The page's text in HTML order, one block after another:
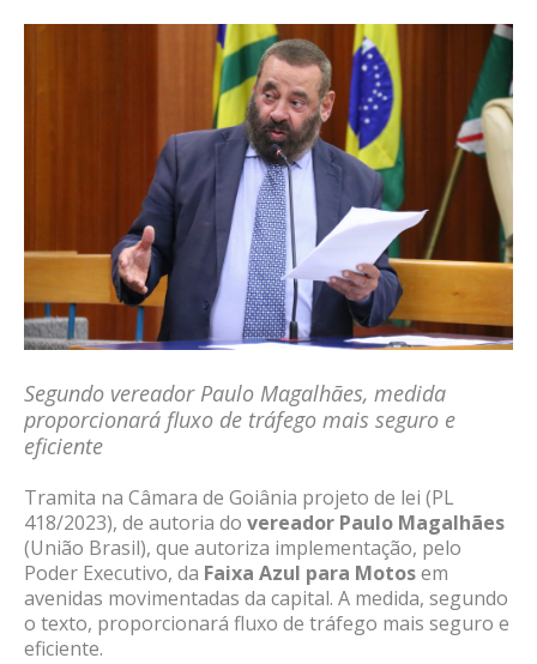
Segundo vereador Paulo Magalhães, medida
proporcionará fluxo de tráfego mais seguro e
eficiente
Tramita na Câmara de Goiânia projeto de lei (PL
418/2023), de autoria do vereador Paulo Magalhães
(União Brasil), que autoriza implementação, pelo
Poder Executivo, da Faixa Azul para Motosem
avenidas movimentadas da capital. A medida, segundo
o texto, proporcionará fluxo de tráfego mais seguro e
eficiente.